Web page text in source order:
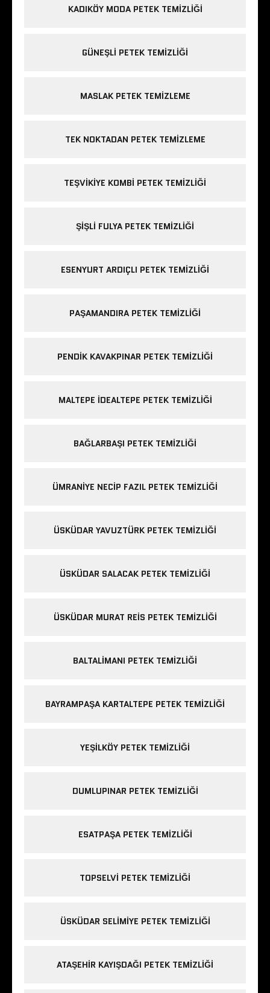
KADIKÖY MODA PETEK TEMIZLIĞI
GÜNEŞLI PETEK TEMIZLIĞI
MASLAK PETEK TEMIZLEME
TEK NOKTADAN PETEK TEMIZLEME
TEŞVIKIYE KOMBI PETEK TEMIZLIĞI
ŞIŞLI FULYA PETEK TEMIZLIĞI
ESENYURT ARDIÇLI PETEK TEMIZLIĞI
PAŞAMANDIRA PETEK TEMIZLIĞI
PENDIK KAVAKPINAR PETEK TEMIZLIĞI
MALTEPE IDEALTEPE PETEK TEMIZLIĞI
BAĞLARBAŞI PETEK TEMIZLIĞI
ÜMRANIYE NECIP FAZIL PETEK TEMIZLIĞI
ÜSKÜDAR YAVUZTÜRK PETEK TEMIZLIĞI
ÜSKÜDAR SALACAK PETEK TEMIZLIĞI
ÜSKÜDAR MURAT REIS PETEK TEMIZLIĞI
BALTALIMANI PETEK TEMIZLIĞI
BAYRAMPAŞA KARTALTEPE PETEK TEMIZLIĞI
YEŞILKÖY PETEK TEMIZLIĞI
DUMLUPINAR PETEK TEMIZLIĞI
ESATPAŞA PETEK TEMIZLIĞI
TOPSELVI PETEK TEMIZLIĞI
ÜSKÜDAR SELIMIYE PETEK TEMIZLIĞI
ATAŞEHIR KAYIŞDAĞI PETEK TEMIZLIĞI